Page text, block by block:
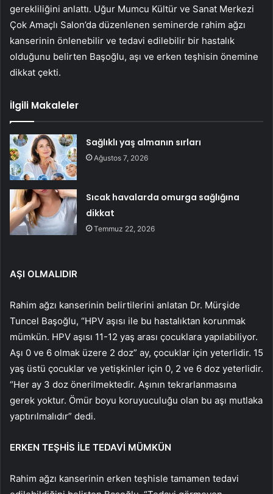
gerekliliğini anlattı. Uğur Mumcu Kültür ve Sanat Merkezi
Çok Amaçlı Salon’da düzenlenen seminerde rahim ağzı
kanserinin önlenebilir ve tedavi edilebilir bir hastalık
olduğunu belirten Başoğlu, aşı ve erken teşhisin önemine
dikkat çekti.
İlgili Makaleler
Sağlıklı yaş almanın sırları
Ağustos 7, 2026
Sıcak havalarda omurga sağlığına
dikkat
Temmuz 22, 2026
AŞI OLMALIDIR
Rahim ağzı kanserinin belirtilerini anlatan Dr. Mürşide
Tuncel Başoğlu, “HPV aşısı ile bu hastalıktan korunmak
mümkün. HPV aşısı 11-12 yaş arası çocuklara yapılabiliyor.
Aşı 0 ve 6 olmak üzere 2 doz” ay, çocuklar için yeterlidir. 15
yaş üstü çocuklar ve yetişkinler için 0, 2 ve 6 doz yeterlidir.
“Her ay 3 doz önerilmektedir. Aşının tekrarlanmasına
gerek yoktur. Ömür boyu koruyuculuğu olan bu aşı mutlaka
yaptırılmalıdır” dedi.
ERKEN TEŞHİS İLE TEDAVİ MÜMKÜN
Rahim ağzı kanserinin erken teşhisle tamamen tedavi